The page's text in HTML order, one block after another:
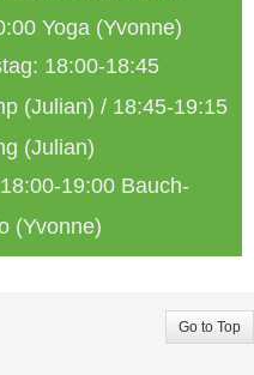
Yoga (Yvonne)
18:00-18:45
(Julian) / 18:45-19:15
(Julian)
19:00 Bauch-
(Yvonne)
Go to Top